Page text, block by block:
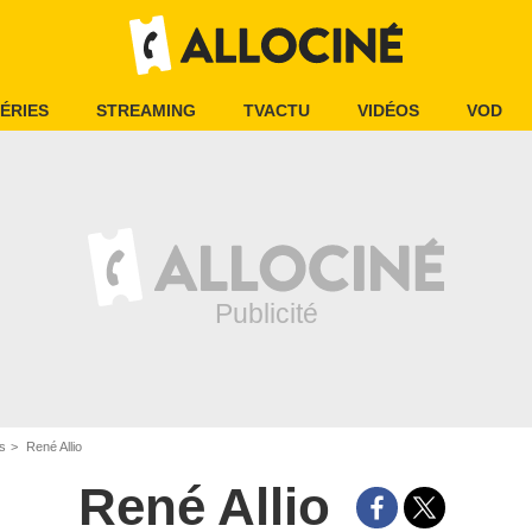
STREAMING TVACTU VIDÉOS VOD
René Allio
René Allio